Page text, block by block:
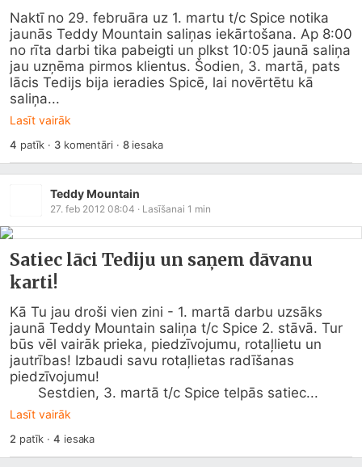
Naktī no 29. februāra uz 1. martu t/c Spice notika
jaunās Teddy Mountain saliņas iekārtošana. Ap 8:00
no rīta darbi tika pabeigti un plkst 10:05 jaunā saliņa
jau uzņēma pirmos klientus. Šodien, 3. martā, pats
lācis Tedijs bija ieradies Spicē, lai novērtētu kā
saliņa...
Lasīt vairāk
4 patīk · 3komentāri · 8iesaka
Teddy Mountain
27. feb 2012 08:04 · Lasīšanai 1 min
Satiec lāci Tediju un saņem dāvanu
karti!
Kā Tu jau droši vien zini - 1. martā darbu uzsāks
jaunā Teddy Mountain saliņa t/c Spice 2. stāvā. Tur
būs vēl vairāk prieka, piedzīvojumu, rotaļlietu un
jautrības! Izbaudi savu rotaļlietas radīšanas
piedzīvojumu!
       Sestdien, 3. martā t/c Spice telpās satiec...
Lasīt vairāk
2 patīk ·4 iesaka